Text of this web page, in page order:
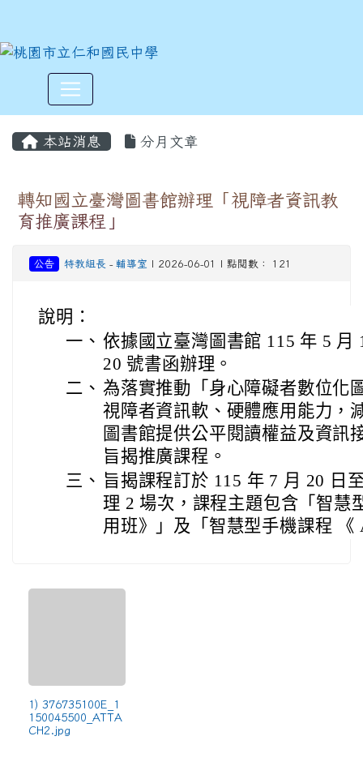
本站消息 分月文章
轉知國立臺灣圖書館辦理「視障者資訊教
育推廣課程」
公告 特教組長 - 輔導室 | 2026-06-01 | 點閱數： 121
說明：
一、 依據國立臺灣圖書館 115 年 5 月
20 號書函辦理。
二、 為落實推動「身心障礙者數位化
視障者資訊軟、硬體應用能力，
圖書館提供公平閱讀權益及資訊
旨揭推廣課程。
三、 旨揭課程訂於 115 年 7 月 20 日
理 2 場次，課程主題包含「智慧
用班》」及「智慧型手機課程
1) 376735100E_1
150045500_ATTA
CH2.jpg